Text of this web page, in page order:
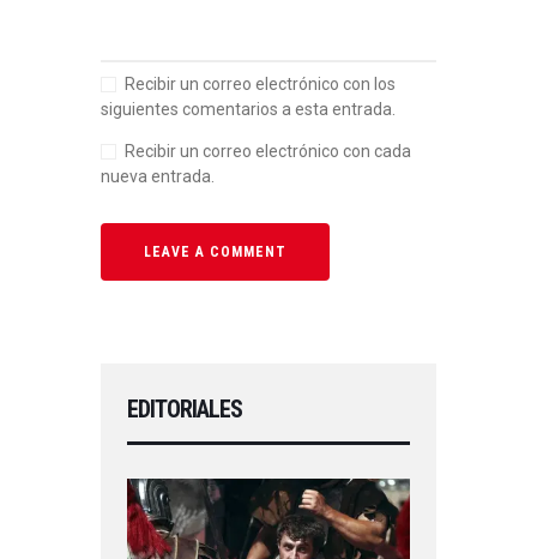
Recibir un correo electrónico con los
siguientes comentarios a esta entrada.
Recibir un correo electrónico con cada
nueva entrada.
EDITORIALES